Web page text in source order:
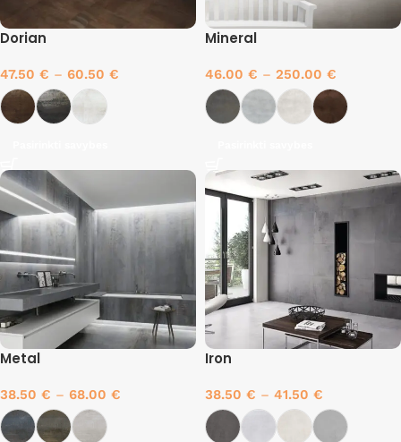
Dorian
47.50 € – 60.50 €
Mineral
46.00 € – 250.00 €
Metal
38.50 € – 68.00 €
Iron
38.50 € – 41.50 €